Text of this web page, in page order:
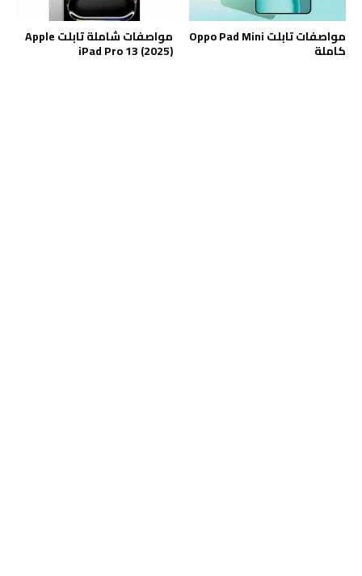
مواصفات تابلت Oppo Pad Mini
كاملة
مواصفات شاملة تابلت Apple
iPad Pro 13 (2025)